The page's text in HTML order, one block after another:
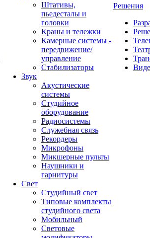
Штативы,
пьедесталы и
головки
Краны и тележки
Камерные системы -
передвижение/
управление
Стабилизаторы
Звук
Акустические
системы
Студийное
оборудование
Радиосистемы
Служебная связь
Рекордеры
Микрофоны
Микшерные пульты
Наушники и
гарнитуры
Свет
Студийный свет
Типовые комплекты
студийного света
Мобильный
Световые
Решения